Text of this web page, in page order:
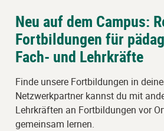
Block
Piastrelle
überspringen
Neu auf dem Campus:
Fortbildungen für
Fach- und Lehrkräfte
Finde unsere Fortbildungen in
Netzwerkpartner kannst du mit
Lehrkräften an Fortbildungen vor
gemeinsam lernen.